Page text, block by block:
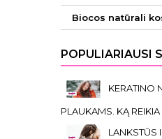
Biocos natūrali
POPULIARIAUSI
KERATINO
PLAUKAMS. KĄ REIKIA
LANKSTŪS